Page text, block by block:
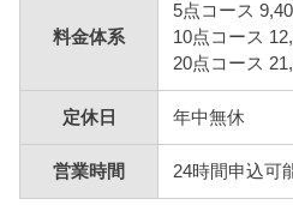
料金体系
5点コース
10点コース
20点コース
定休日 年中無休
営業時間 24時間申込可